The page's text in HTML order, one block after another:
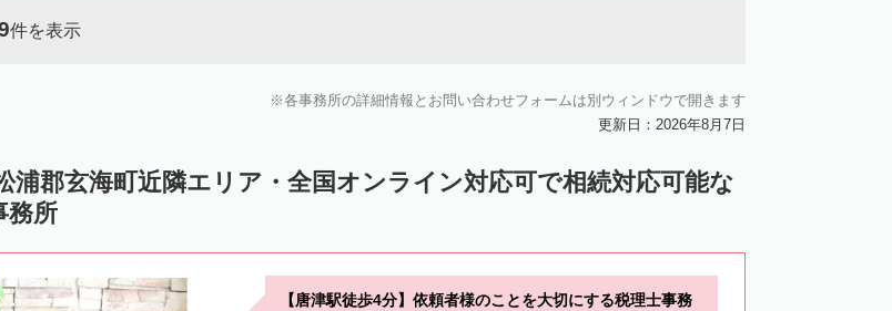
件を表示
各事務所の詳細情報とお問い合わせフォームは別ウィンドウで開きます
更新日：2026年8月7日
浦郡玄海町近隣エリア・全国オンライン対応可で相続対応可能な
務所
【唐津駅徒歩4分】依頼者様のことを大切にする税理士事務